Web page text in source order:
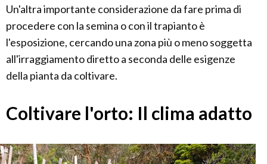
Un'altra importante considerazione da fare prima di
procedere con la semina o con il trapianto è
l'esposizione, cercando una zona più o meno soggetta
all'irraggiamento diretto a seconda delle esigenze
della pianta da coltivare.
Coltivare l'orto: Il clima adatto